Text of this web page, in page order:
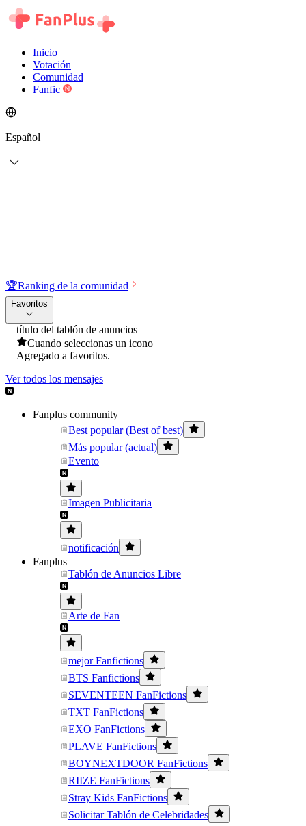
Inicio
Votación
Comunidad
Fanfic
Español
🏆Ranking de la comunidad
Favoritos
título del tablón de anuncios
Cuando seleccionas un icono
Agregado a favoritos.
Ver todos los mensajes
Fanplus community
Best popular (Best of best)
Más popular (actual)
Evento
Imagen Publicitaria
notificación
Fanplus
Tablón de Anuncios Libre
Arte de Fan
mejor Fanfictions
BTS Fanfictions
SEVENTEEN FanFictions
TXT FanFictions
EXO FanFictions
PLAVE FanFictions
BOYNEXTDOOR FanFictions
RIIZE FanFictions
Stray Kids FanFictions
Solicitar Tablón de Celebridades